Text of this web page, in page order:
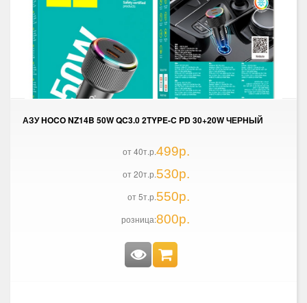
АЗУ HOCO NZ14B 50W QC3.0 2TYPE-C PD 30+20W ЧЕРНЫЙ
от 40т.р.499р.
от 20т.р.530р.
от 5т.р.550р.
розница:800р.